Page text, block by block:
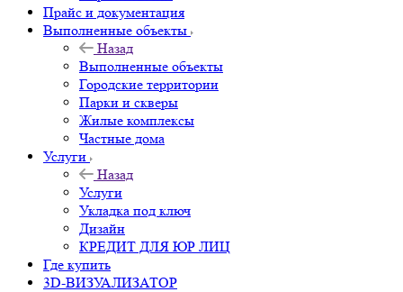
Прайс и документация
Выполненные объекты
Назад
Выполненные объекты
Городские территории
Парки и скверы
Жилые комплексы
Частные дома
Услуги
Назад
Услуги
Укладка под ключ
Дизайн
КРЕДИТ ДЛЯ ЮР ЛИЦ
Где купить
3D-ВИЗУАЛИЗАТОР